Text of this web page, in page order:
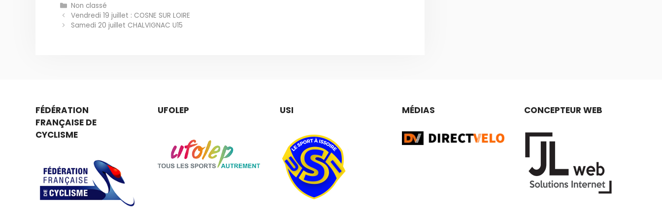
Catégories
Non classé
Vendredi 19 juillet : COSNE SUR LOIRE
Samedi 20 juillet CHALVIGNAC U15
FÉDÉRATION
FRANÇAISE DE
CYCLISME
UFOLEP USI MÉDIAS CONCEPTEUR WEB